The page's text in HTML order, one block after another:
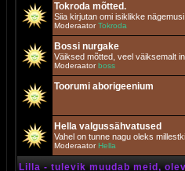
Tokroda mõtted.
Siia kirjutan omi isiklikke
ModeraatorTokroda
Bossi nurgake
Väiksed mõtted, veel väiksemalt
Moderaatorboss
Toorumi aborigeenium
Hella valgussähvatused
Vahel on tunne nagu oleks
Moderaator Hella
Lilla - tulevik muudab meid,